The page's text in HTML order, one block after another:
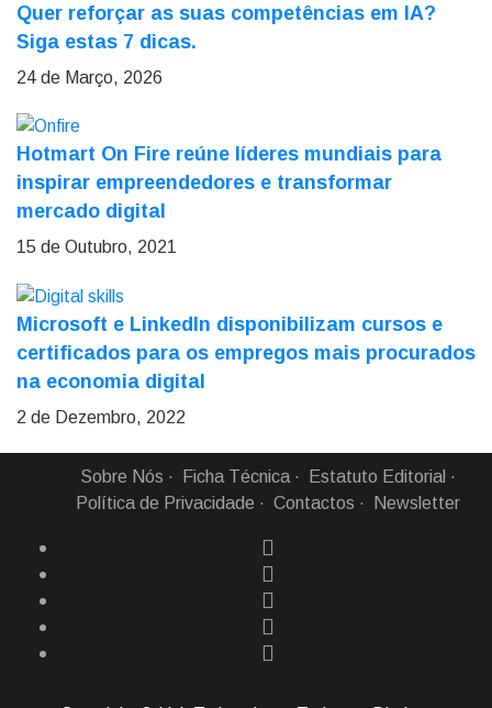
Quer reforçar as suas competências em IA?
Siga estas 7 dicas.
24 de Março, 2026
Hotmart On Fire reúne líderes mundiais para
inspirar empreendedores e transformar
mercado digital
15 de Outubro, 2021
Microsoft e LinkedIn disponibilizam cursos e
certificados para os empregos mais procurados
na economia digital
2 de Dezembro, 2022
Sobre Nós Ficha Técnica
Estatuto Editorial
Política de Privacidade
Contactos Newsletter